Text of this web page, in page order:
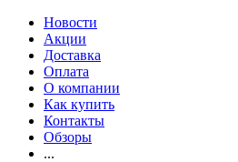
Новости
Акции
Доставка
Оплата
О компании
Как купить
Контакты
Обзоры
...